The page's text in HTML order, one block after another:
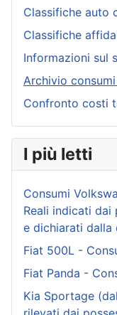
Classifiche auto
Classifiche
Informazioni sul
Archivio
Confronto costi
I più letti
Consumi
Reali indicati dai
e dichiarati dalla
Fiat 500L -
Fiat Panda -
Kia Sportage